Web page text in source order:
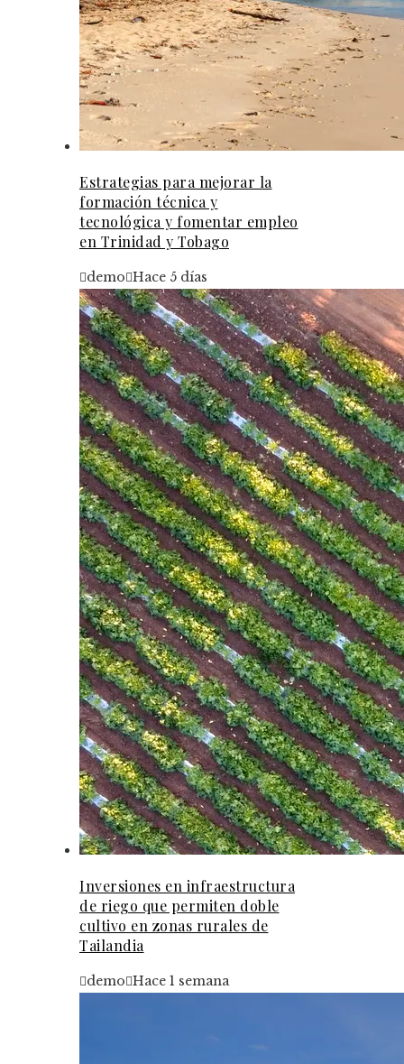
Estrategias para mejorar la
formación técnica y
tecnológica y fomentar empleo
en Trinidad y Tobago
demo Hace 5 días
Inversiones en infraestructura
de riego que permiten doble
cultivo en zonas rurales de
Tailandia
demo Hace 1 semana